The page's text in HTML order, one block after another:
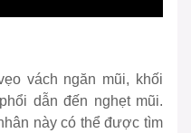
vách ngăn mũi, khối
dẫn đến nghẹt mũi.
này có thể được tìm